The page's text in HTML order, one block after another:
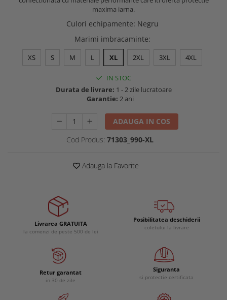
Echipamente specializate
Echipamente muncitori ferma
Echipamente trimeri ongloane
Masti protectie
Casti si antifoane protectie
maxima iarna.
Culori echipamente: Negru
Marimi imbracaminte:
XS S M L XL 2XL 3XL 4XL
IN STOC
Durata de livrare: 1 - 2 zile lucratoare
Garantie: 2 ani
ADAUGA IN COS
Cod Produs: 71303_990-XL
Adauga la Favorite
Livrarea GRATUITA
la comenzi de peste 500 de lei
Posibilitatea deschiderii
coletului la livrare
Retur garantat
in 30 de zile
Siguranta
si protectie certificata